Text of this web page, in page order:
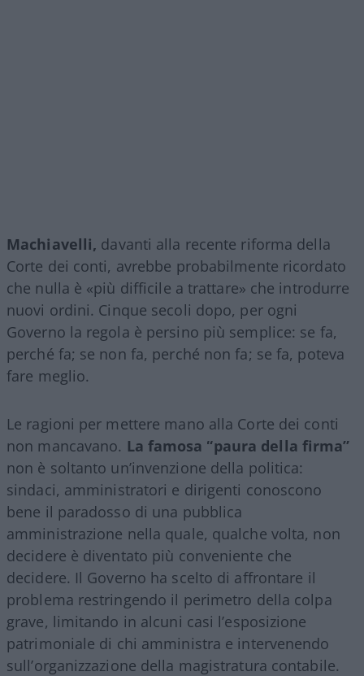
Machiavelli, davanti alla recente riforma della
Corte dei conti, avrebbe probabilmente ricordato
che nulla è «più difficile a trattare» che introdurre
nuovi ordini. Cinque secoli dopo, per ogni
Governo la regola è persino più semplice: se fa,
perché fa; se non fa, perché non fa; se fa, poteva
fare meglio.
Le ragioni per mettere mano alla Corte dei conti
non mancavano. La famosa “paura della firma”
non è soltanto un’invenzione della politica:
sindaci, amministratori e dirigenti conoscono
bene il paradosso di una pubblica
amministrazione nella quale, qualche volta, non
decidere è diventato più conveniente che
decidere. Il Governo ha scelto di affrontare il
problema restringendo il perimetro della colpa
grave, limitando in alcuni casi l’esposizione
patrimoniale di chi amministra e intervenendo
sull’organizzazione della magistratura contabile.